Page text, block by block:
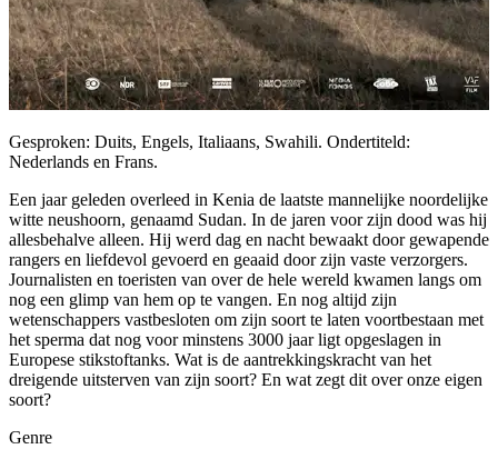
Gesproken: Duits, Engels, Italiaans, Swahili. Ondertiteld:
Nederlands en Frans.
Een jaar geleden overleed in Kenia de laatste mannelijke noordelijke
witte neushoorn, genaamd Sudan. In de jaren voor zijn dood was hij
allesbehalve alleen. Hij werd dag en nacht bewaakt door gewapende
rangers en liefdevol gevoerd en geaaid door zijn vaste verzorgers.
Journalisten en toeristen van over de hele wereld kwamen langs om
nog een glimp van hem op te vangen. En nog altijd zijn
wetenschappers vastbesloten om zijn soort te laten voortbestaan met
het sperma dat nog voor minstens 3000 jaar ligt opgeslagen in
Europese stikstoftanks. Wat is de aantrekkingskracht van het
dreigende uitsterven van zijn soort? En wat zegt dit over onze eigen
soort?
Genre